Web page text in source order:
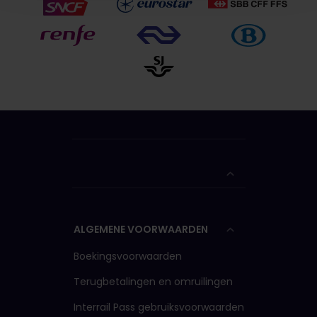
ALGEMENE VOORWAARDEN
Boekingsvoorwaarden
Terugbetalingen en omruilingen
Interrail Pass gebruiksvoorwaarden